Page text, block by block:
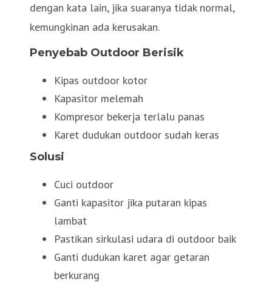
dengan kata lain, jika suaranya tidak normal,
kemungkinan ada kerusakan.
Penyebab Outdoor Berisik
Kipas outdoor kotor
Kapasitor melemah
Kompresor bekerja terlalu panas
Karet dudukan outdoor sudah keras
Solusi
Cuci outdoor
Ganti kapasitor jika putaran kipas
lambat
Pastikan sirkulasi udara di outdoor baik
Ganti dudukan karet agar getaran
berkurang